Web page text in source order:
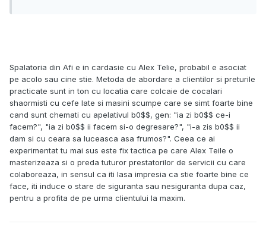
Spalatoria din Afi e in cardasie cu Alex Telie, probabil e asociat
pe acolo sau cine stie. Metoda de abordare a clientilor si preturile
practicate sunt in ton cu locatia care colcaie de cocalari
shaormisti cu cefe late si masini scumpe care se simt foarte bine
cand sunt chemati cu apelativul b0$$, gen: "ia zi b0$$ ce-i
facem?", "ia zi b0$$ ii facem si-o degresare?", "i-a zis b0$$ ii
dam si cu ceara sa luceasca asa frumos?". Ceea ce ai
experimentat tu mai sus este fix tactica pe care Alex Teile o
masterizeaza si o preda tuturor prestatorilor de servicii cu care
colaboreaza, in sensul ca iti lasa impresia ca stie foarte bine ce
face, iti induce o stare de siguranta sau nesiguranta dupa caz,
pentru a profita de pe urma clientului la maxim.